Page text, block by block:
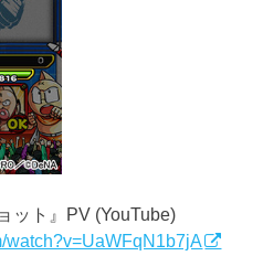
ット』PV (YouTube)
watch?v=UaWFqN1b7jA